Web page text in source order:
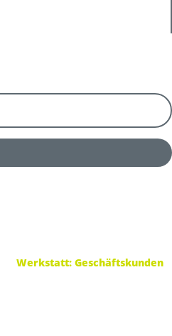
Werkstatt: Geschäftskunden